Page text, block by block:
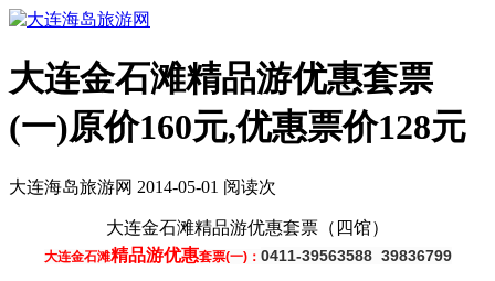
大连金石滩精品游优惠套票
(一)原价160元,优惠票价128元
大连海岛旅游网 2014-05-01 阅读次
大连金石滩精品游优惠套票（四馆）
大连金石滩精品游优惠套票(一)： 0411-39563588 39836799